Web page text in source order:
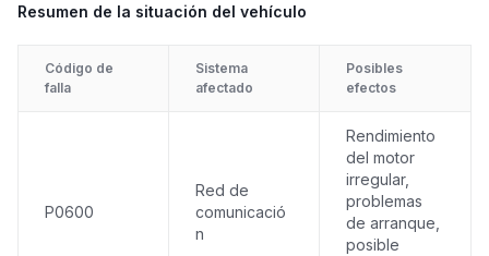
Resumen de la situación del vehículo
Código de
falla
Sistema
afectado
Posibles
efectos
P0600
Red de
comunicació
n
Rendimiento
del motor
irregular,
problemas
de arranque,
posible